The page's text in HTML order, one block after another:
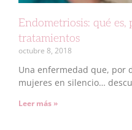
Endometriosis: qué
tratamientos
octubre 8, 2018
Una enfermedad que, por
mujeres en silencio…
Leer más »